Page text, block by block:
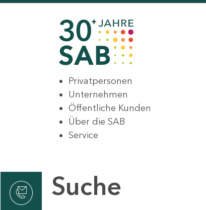
Privatpersonen
Unternehmen
Öffentliche Kunden
Über die SAB
Service
Suche